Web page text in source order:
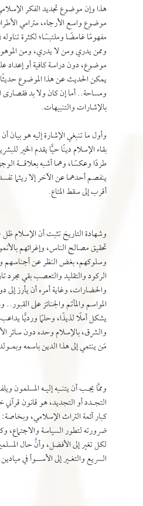
هذا وإن موضوع تجديد الفكر
موضوع واسع الأرجاء، مترامي
مفهومًا غامضًا وملتبسًا؛ لكثرة
وممن يدري ومن لا يدري، ومن
موضوع، دون دراسة كافية أو
يمكن الحديث عن هذا الموضوع حديثًا
ومساحة.. أما إن كان ولا بد فقصارى
بالإشارات والتنبيهات.
وأول ما تنبغي الإشارة إليه هو بيان
بقاء الإسلام دينًا حيًّا يقدم الخير
طردًا وعكسًا، وهما أشبه بعلاقــة
ينفصم أحدهما عن الآخر إلا ريثما
أقرب إلى سقط المتاع.
وشهادة التاريخ تثبت أن الإسلام
تحقيق مصالح الناس، وإغرائهم
وسلوكهم، بغض النظر عن أجناسهم
الركود والتقليد والتعصب بقي
والحضارات، وغاية أمره أن يأرز إلى
المواسم والمآتم والجنائز على
يشكل أملًا لذيذًا، وحلمًا ورديًّا
والشرق، بالإسلام وحده دون سائر
مَن ينتمي إلى هذا الدين باسمه
وممَّا يجـب أن يتنـبه إليـه المسلمون
التجـدد أو التجديد، هو قانون
كبار أئمة التراث الإسلامي، وبخاصة:
ضرورته لتطور السياسة والاجتماع،
لكل تغير إلى الأفضل، وأنَّ حال
السريع والتغـير إلى الأســوأ في